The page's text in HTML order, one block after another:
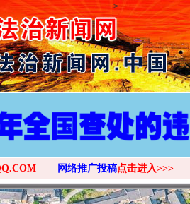
>
网络推广投稿点击进入>>>